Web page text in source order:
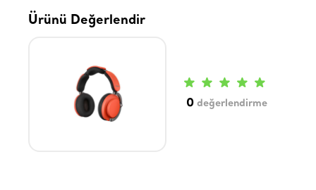
Ürünü Değerlendir
0 değerlendirme